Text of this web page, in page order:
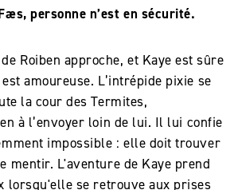
personne n’est en sécurité.
Roiben approche, et Kaye est sûre
amoureuse. L’intrépide pixie se
la cour des Termites,
à l’envoyer loin de lui. Il lui confie
impossible : elle doit trouver
mentir. L'aventure de Kaye prend
lorsqu'elle se retrouve aux prises